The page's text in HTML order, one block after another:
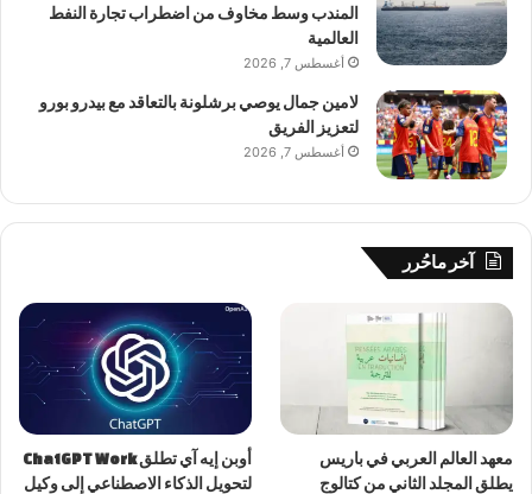
المندب وسط مخاوف من اضطراب تجارة النفط
العالمية
أغسطس 7, 2026
لامين جمال يوصي برشلونة بالتعاقد مع بيدرو بورو
لتعزيز الفريق
أغسطس 7, 2026
آخر ماحُرر
معهد العالم العربي في باريس
يطلق المجلد الثاني من كتالوج
أوبن إيه آي تطلق ChatGPT Work
لتحويل الذكاء الاصطناعي إلى وكيل